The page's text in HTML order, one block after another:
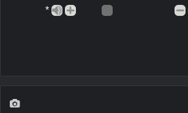
*